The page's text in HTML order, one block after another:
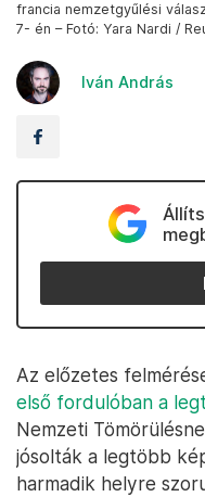
francia nemzetgyűlési
7- én – Fotó: Yara Nardi /
Iván András
Az előzetes
első fordulóban a
Nemzeti
jósolták a legtöbb
harmadik helyre